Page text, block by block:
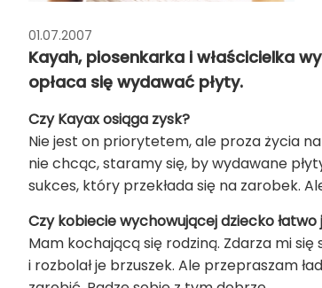
01.07.2007
Kayah, piosenkarka i właścicielka
opłaca się wydawać płyty.
Czy Kayax osiąga zysk?
Nie jest on priorytetem, ale proza życia
nie chcąc, staramy się, by wydawane
sukces, który przekłada się na zarobek.
Czy kobiecie wychowującej dziecko
Mam kochającą się rodziną. Zdarza mi
i rozbolał je brzuszek. Ale przepraszam